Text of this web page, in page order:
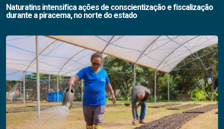
Naturatins intensifica ações de conscientização e fiscalização
durante a piracema, no norte do estado